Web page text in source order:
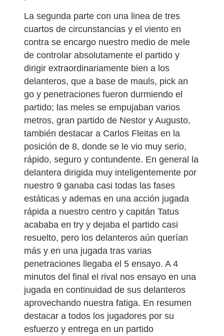
La segunda parte con una linea de tres
cuartos de circunstancias y el viento en
contra se encargo nuestro medio de mele
de controlar absolutamente el partido y
dirigir extraordinariamente bien a los
delanteros, que a base de mauls, pick an
go y penetraciones fueron durmiendo el
partido; las meles se empujaban varios
metros, gran partido de Nestor y Augusto,
también destacar a Carlos Fleitas en la
posición de 8, donde se le vio muy serio,
rápido, seguro y contundente. En general la
delantera dirigida muy inteligentemente por
nuestro 9 ganaba casi todas las fases
estáticas y ademas en una acción jugada
rápida a nuestro centro y capitán Tatus
acababa en try y dejaba el partido casi
resuelto, pero los delanteros aún querían
más y en una jugada tras varias
penetraciones llegaba el 5 ensayo. A 4
minutos del final el rival nos ensayo en una
jugada en continuidad de sus delanteros
aprovechando nuestra fatiga. En resumen
destacar a todos los jugadores por su
esfuerzo y entrega en un partido